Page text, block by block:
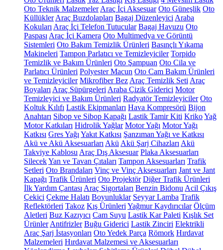
Oto Teknik Malzemeler Araç İçi Aksesuar Oto Güneşlik Oto
Küllükler Araç Buzdolapları Bagaj Düzenleyici Araba
Kokuları Araç İçi Telefon Tutucular Bagaj Havuzu Oto
Paspası Araç İçi Kamera Oto Multimedya ve Görüntü
Sistemleri Oto Bakım Temizlik Ürünleri Basınçlı Yıkama
Makineleri Tampon Parlatıcı ve Temizleyiciler Torpido
Temizlik ve Bakım Ürünleri Oto Şampuan Oto Cila ve
Parlatıcı Ürünleri Polyester Macun Oto Cam Bakım Ürünleri
ve Temizleyiciler Mikrofiber Bez Araç Temizlik Seti Araç
Boyaları Araç Süpürgeleri Araba Çizik Giderici Motor
Temizleyici ve Bakım Ürünleri Radyatör Temizleyiciler Oto
Koltuk Kılıfı Lastik Ekipmanları Hava Kompresörü Bijon
Anahtarı Sibop ve Sibop Kapağı Lastik Tamir Kiti KrikoYağ
Motor Katkıları Hidrolik Yağlar Motor Yağı Motor Yağı
Katkısı Gres Yağı Yakıt Katkısı Şanzıman Yağı ve Katkısı
Akü ve Akü Aksesuarları Akü Akü Şarj Cihazları Akü
Takviye Kablosu Araç Dış Aksesuar Plaka Aksesuarları
SilecekYan ve Tavan Çıtaları Tampon Aksesuarları Trafik
Setleri Oto Brandaları Vinç ve Vinç Aksesuarları Jant ve Jant
Kapağı Trafik Ürünleri Oto Projektör Diğer Trafik Ürünleri
İlk Yardım Çantası Araç Sigortaları Benzin Bidonu Acil Çıkış
Çekici Çekme Halatı Boyunluklar Seyyar Lamba Trafik
Reflektörleri Takoz Kış Ürünleri Yağmur Kaydırıcılar Ölçüm
Aletleri Buz Kazıyıcı Cam Suyu Lastik Kar Paleti Kışlık Set
Ürünler Antifrizler Buğu Giderici Lastik Zinciri Elektrikli
Araç Şarj İstasyonları Oto Yedek Parça Römork Hırdavat
Malzemeleri Hırdavat Malzemesi ve Aksesuarları